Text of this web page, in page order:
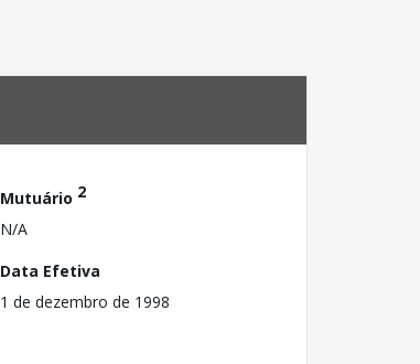
Mutuário 2
N/A
Data Efetiva
1 de dezembro de 1998